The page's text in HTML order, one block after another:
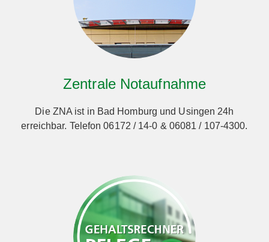
Zentrale Notaufnahme
Die ZNA ist in Bad Homburg und Usingen 24h
erreichbar. Telefon 06172 / 14-0 & 06081 / 107-4300.